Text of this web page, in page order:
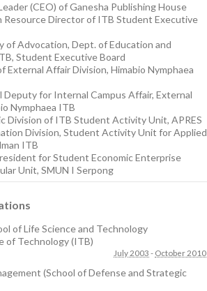
(CEO) of Ganesha Publishing House
Resource Director of ITB Student Executive
of Advocation, Dept. of Education and
Student Executive Board
External Affair Division, Himabio Nymphaea
Deputy for Internal Campus Affair, External
Nymphaea ITB
Division of ITB Student Activity Unit, APRES
Division, Student Activity Unit for Applied
ITB
for Student Economic Enterprise
Unit, SMUN I Serpong
of Life Science and Technology
of Technology (ITB)
July 2003 - October 2010
(School of Defense and Strategic